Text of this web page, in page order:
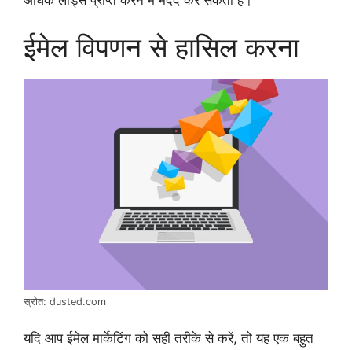
ईमेल विपणन से हासिल करना
स्रोत: dusted.com
यदि आप ईमेल मार्केटिंग को सही तरीके से करें, तो यह एक बहुत